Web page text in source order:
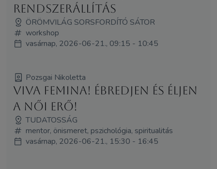
rendszerállítás
ÖRÖMVILÁG SORSFORDÍTÓ SÁTOR
workshop
vasárnap, 2026-06-21., 09:15 - 10:45
Pozsgai Nikoletta
Viva Femina! Ébredjen és éljen
a női erő!
TUDATOSSÁG
mentor, önismeret, pszichológia, spiritualitás
vasárnap, 2026-06-21., 15:30 - 16:45